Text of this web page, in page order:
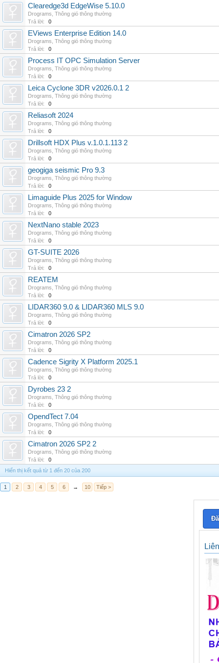
Clearedge3d EdgeWise 5.10.0
Drograms Thông gió thông thường
Trả lời:
0
EViews Enterprise Edition 14.0
Drograms Thông gió thông thường
Trả lời:
0
Process IT OPC Simulation Server
Drograms Thông gió thông thường
Trả lời:
0
Leica Cyclone 3DR v2026.0.1 2
Drograms Thông gió thông thường
Trả lời:
0
Reliasoft 2024
Drograms Thông gió thông thường
Trả lời:
0
Drillsoft HDX Plus v.1.0.1.113 2
Drograms Thông gió thông thường
Trả lời:
0
geogiga seismic Pro 9.3
Drograms Thông gió thông thường
Trả lời:
0
Limaguide Plus 2025 for Window
Drograms Thông gió thông thường
Trả lời:
0
NextNano stable 2023
Drograms Thông gió thông thường
Trả lời:
0
GT-SUITE 2026
Drograms Thông gió thông thường
Trả lời:
0
REATEM
Drograms Thông gió thông thường
Trả lời:
0
LIDAR360 9.0 & LIDAR360 MLS 9.0
Drograms Thông gió thông thường
Trả lời:
0
Cimatron 2026 SP2
Drograms Thông gió thông thường
Trả lời:
0
Cadence Sigrity X Platform 2025.1
Drograms Thông gió thông thường
Trả lời:
0
Dyrobes 23 2
Drograms Thông gió thông thường
Trả lời:
0
OpendTect 7.04
Drograms Thông gió thông thường
Trả lời:
0
Cimatron 2026 SP2 2
Drograms Thông gió thông thường
Trả lời:
0
Hiển thị kết quả từ 1 đến 20 của 200
1 2 3 4 5 6 → 10 Tiếp >